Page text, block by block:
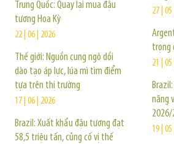
Trung Quốc: Quay lại mua đậu
tương Hoa Kỳ
22 | 06 | 2026
Thế giới: Nguồn cung ngô dồi
dào tạo áp lực, lúa mì tìm điểm
tựa trên thị trường
17 | 06 | 2026
Brazil: Xuất khẩu đậu tương đạt
58,5 triệu tấn, củng cố vị thế
27 |
trọng
21 |
năng
2026/
19 |